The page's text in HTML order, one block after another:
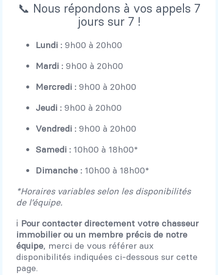
📞 Nous répondons à vos appels 7
jours sur 7 !
Lundi :9h00 à 20h00
Mardi :9h00 à 20h00
Mercredi :9h00 à 20h00
Jeudi :9h00 à 20h00
Vendredi :9h00 à 20h00
Samedi :10h00 à 18h00*
Dimanche :10h00 à 18h00*
*Horaires variables selon les disponibilités
de l’équipe.
ℹ️ Pour contacter directement votre chasseur
immobilier ou un membre précis de notre
équipe, merci de vous référer aux
disponibilités indiquées ci-dessous sur cette
page.